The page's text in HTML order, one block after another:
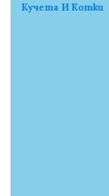
Кучета И Котки